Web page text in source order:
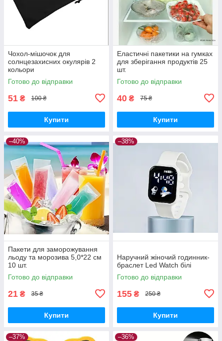
Чохол-мішочок для
солнцезахисних окулярів 2
кольори
Готово до відправки
51 ₴ 100 ₴
Купити
Еластичні пакетики на гумках
для зберігання продуктів 25
шт.
Готово до відправки
40 ₴ 75 ₴
Купити
–40%
Пакети для заморожування
льоду та морозива 5,0*22 см
10 шт.
Готово до відправки
21 ₴ 35 ₴
Купити
–38%
Наручний жіночий годинник-
браслет Led Watch білі
Готово до відправки
155 ₴ 250 ₴
Купити
–37% –36%